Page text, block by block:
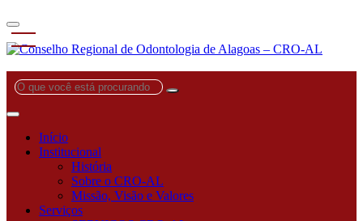
O
você
procurando?
Início
Institucional
História
Sobre o CRO-AL
Missão, Visão e Valores
Serviços